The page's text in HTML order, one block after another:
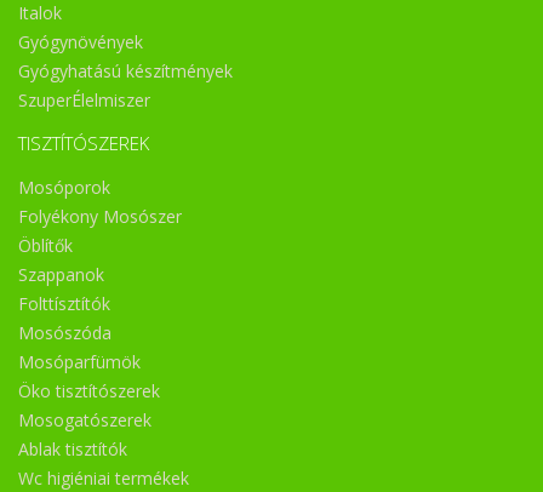
Italok
Gyógynövények
Gyógyhatású készítmények
SzuperÉlelmiszer
TISZTÍTÓSZEREK
Mosóporok
Folyékony Mosószer
Öblítők
Szappanok
Folttísztítók
Mosószóda
Mosóparfümök
Öko tisztítószerek
Mosogatószerek
Ablak tisztítók
Wc higiéniai termékek